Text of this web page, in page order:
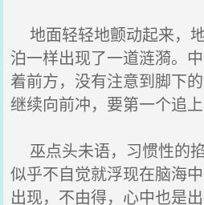
地面轻轻地颤动起来，
泊一样出现了一道涟漪。
着前方，没有注意到脚下
继续向前冲，要第一个追上
巫点头未语，习惯性的
似乎不自觉就浮现在脑海
出现，不由得，心中也是